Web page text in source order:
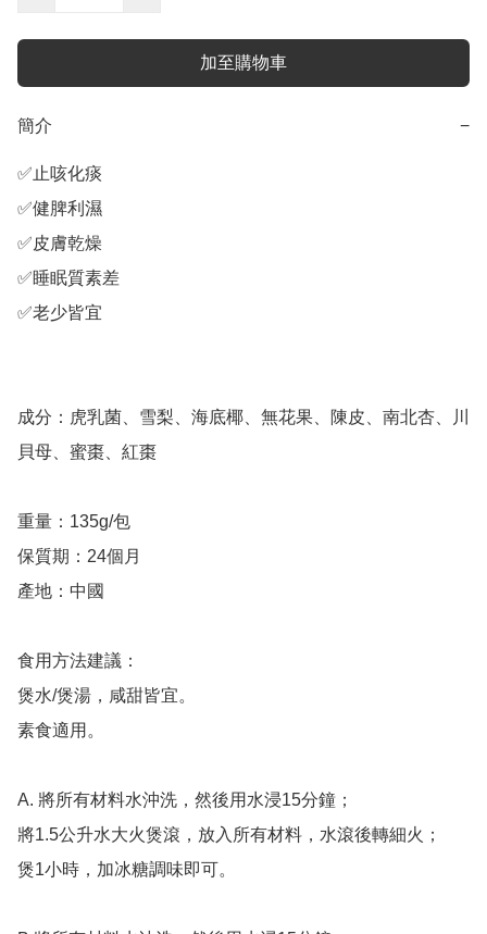
加至購物車
簡介 −
✅止咳化痰
✅健脾利濕
✅皮膚乾燥
✅睡眠質素差
✅老少皆宜
成分：虎乳菌、雪梨、海底椰、無花果、陳皮、南北杏、川
貝母、蜜棗、紅棗
重量：135g/包
保質期：24個月
產地：中國
食用方法建議：
煲水/煲湯，咸甜皆宜。
素食適用。
A. 將所有材料水沖洗，然後用水浸15分鐘；
將1.5公升水大火煲滾，放入所有材料，水滾後轉細火；
煲1小時，加冰糖調味即可。